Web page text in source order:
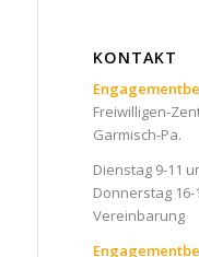
KONTAKT
Freiwilligen-
Garmisch-Pa.
Dienstag 9-11
Donnerstag
Vereinbarung